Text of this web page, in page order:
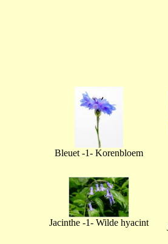
Bleuet -1- Korenbloem
Jacinthe -1- Wilde hyacint